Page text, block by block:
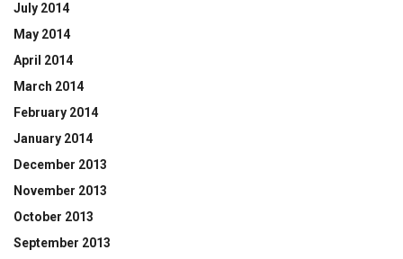
July 2014
May 2014
April 2014
March 2014
February 2014
January 2014
December 2013
November 2013
October 2013
September 2013